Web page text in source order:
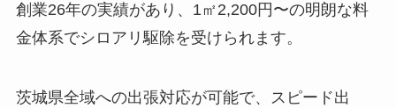
創業26年の実績があり、1㎡2,200円〜の明朗な料
金体系でシロアリ駆除を受けられます。
茨城県全域への出張対応が可能で、スピード出